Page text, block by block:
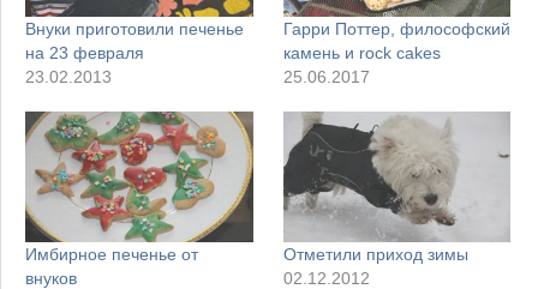
Внуки приготовили печенье
на 23 февраля
23.02.2013
Гарри Поттер, философский
камень и rock cakes
25.06.2017
Имбирное печенье от
внуков
Отметили приход зимы
02.12.2012